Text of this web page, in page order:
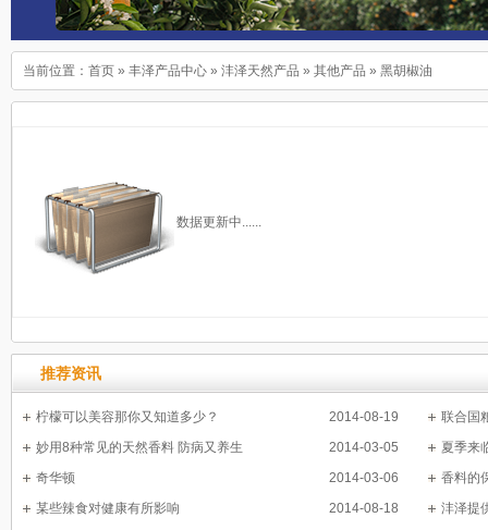
当前位置： 首页 » 丰泽产品中心 » 沣泽天然产品 » 其他产品 » 黑胡椒油
数据更新中......
推荐资讯
2014-08-19
柠檬可以美容那你又知道多少？
联合国
2014-03-05
妙用8种常见的天然香料 防病又养生
夏季来
2014-03-06
奇华顿
香料的
2014-08-18
某些辣食对健康有所影响
沣泽提